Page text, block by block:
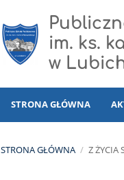
im. ks.
w
STRONA GŁÓWNA
STRONA GŁÓWNA / Z ŻYCIA